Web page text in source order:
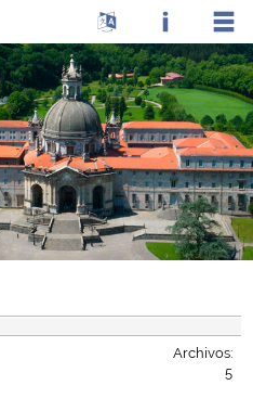
Archivos:
5